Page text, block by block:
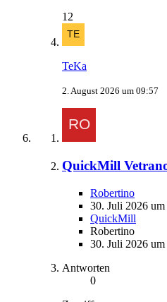
12
TeKa
2. August 2026 um 09:57
QuickMill
Robertino
30. Juli 2026
QuickMill
Robertino
30. Juli 2026
Antworten
0